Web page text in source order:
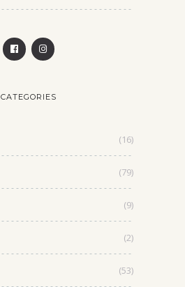
CATEGORIES
(16)
(79)
(9)
(2)
(53)